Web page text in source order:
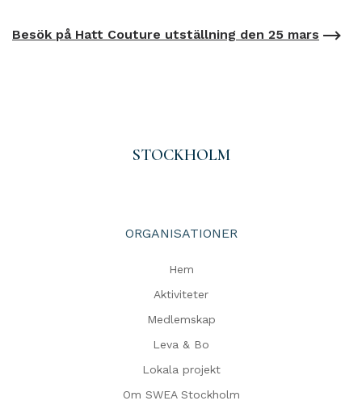
Besök på Hatt Couture utställning den 25 mars
STOCKHOLM
ORGANISATIONER
Hem
Aktiviteter
Medlemskap
Leva & Bo
Lokala projekt
Om SWEA Stockholm